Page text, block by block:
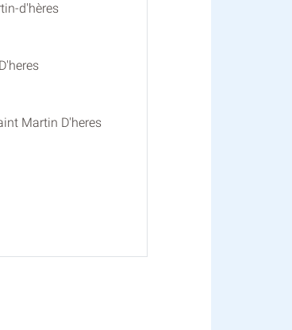
d'hères
Martin D'heres